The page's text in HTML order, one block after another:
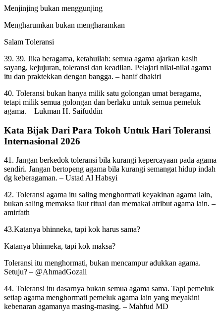
Menjinjing bukan menggunjing
Mengharumkan bukan mengharamkan
Salam Toleransi
39. 39. Jika beragama, ketahuilah: semua agama ajarkan kasih
sayang, kejujuran, toleransi dan keadilan. Pelajari nilai-nilai agama
itu dan praktekkan dengan bangga. – hanif dhakiri
40. Toleransi bukan hanya milik satu golongan umat beragama,
tetapi milik semua golongan dan berlaku untuk semua pemeluk
agama. – Lukman H. Saifuddin
Kata Bijak Dari Para Tokoh Untuk Hari Toleransi
Internasional 2026
41. Jangan berkedok toleransi bila kurangi kepercayaan pada agama
sendiri. Jangan bertopeng agama bila kurangi semangat hidup indah
dg keberagaman. – Ustad Al Habsyi
42. Toleransi agama itu saling menghormati keyakinan agama lain,
bukan saling memaksa ikut ritual dan memakai atribut agama lain. –
amirfath
43.Katanya bhinneka, tapi kok harus sama?
Katanya bhinneka, tapi kok maksa?
Toleransi itu menghormati, bukan mencampur adukkan agama.
Setuju? – @AhmadGozali
44. Toleransi itu dasarnya bukan semua agama sama. Tapi pemeluk
setiap agama menghormati pemeluk agama lain yang meyakini
kebenaran agamanya masing-masing. – Mahfud MD